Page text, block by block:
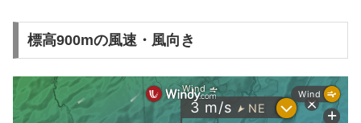
標高900mの風速・風向き